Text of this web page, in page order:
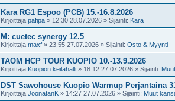
Kara RG1 Espoo (PCB) 15.-16.8.2026
Kirjoittaja pafipa » 12:30 28.07.2026 » Sijainti: Kara
M: cuetec synergy 12.5
Kirjoittaja maxf » 23:55 27.07.2026 » Sijainti: Osto & Myynti
TAOM HCP TOUR KUOPIO 10.-13.9.2026
Kirjoittaja Kuopion keilahalli » 18:12 27.07.2026 » Sijainti:
DST Sawohouse Kuopio Warmup Perjantaina
Kirjoittaja JoonatanK » 14:27 27.07.2026 » Sijainti: Muut